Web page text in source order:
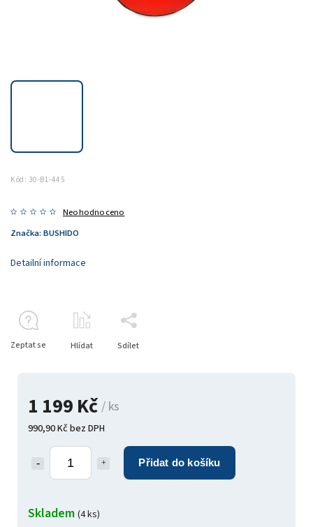
Kód: 30-B1-445
Neohodnoceno
Značka: BUSHIDO
1 199 Kč/ ks
990,90 Kč bez DPH
Přidat do košíku
Skladem (4 ks)
Detailní informace
Zeptat se Hlídat Sdílet